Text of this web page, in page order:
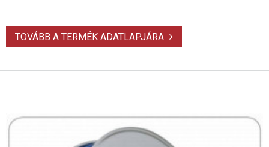
TOVÁBB A TERMÉK ADATLAPJÁRA